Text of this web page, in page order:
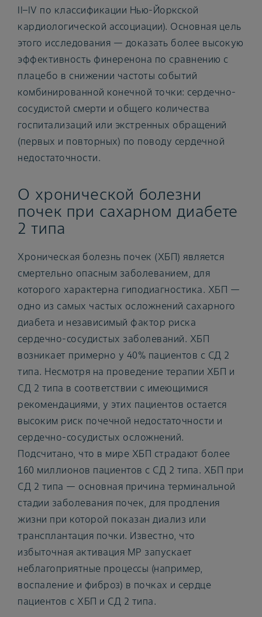
II–IV по классификации Нью-Йоркской
кардиологической ассоциации). Основная цель
этого исследования — доказать более высокую
эффективность финеренона по сравнению с
плацебо в снижении частоты событий
комбинированной конечной точки: сердечно-
сосудистой смерти и общего количества
госпитализаций или экстренных обращений
(первых и повторных) по поводу сердечной
недостаточности.
О хронической болезни
почек при сахарном диабете
2 типа
Хроническая болезнь почек (ХБП) является
смертельно опасным заболеванием, для
которого характерна гиподиагностика. ХБП —
одно из самых частых осложнений сахарного
диабета и независимый фактор риска
сердечно-сосудистых заболеваний. ХБП
возникает примерно у 40% пациентов с СД 2
типа. Несмотря на проведение терапии ХБП и
СД 2 типа в соответствии с имеющимися
рекомендациями, у этих пациентов остается
высоким риск почечной недостаточности и
сердечно-сосудистых осложнений.
Подсчитано, что в мире ХБП страдают более
160 миллионов пациентов с СД 2 типа. ХБП при
СД 2 типа — основная причина терминальной
стадии заболевания почек, для продления
жизни при которой показан диализ или
трансплантация почки. Известно, что
избыточная активация МР запускает
неблагоприятные процессы (например,
воспаление и фиброз) в почках и сердце
пациентов с ХБП и СД 2 типа.